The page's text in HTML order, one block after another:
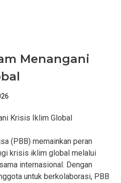
Menangani
Krisis Iklim Global
(PBB) memainkan peran
krisis iklim global melalui
internasional. Dengan
untuk berkolaborasi, PBB